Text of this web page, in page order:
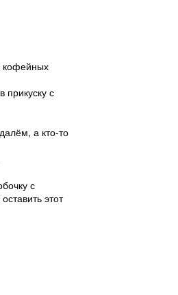
кофейных
прикуску с
а кто-то
с
этот